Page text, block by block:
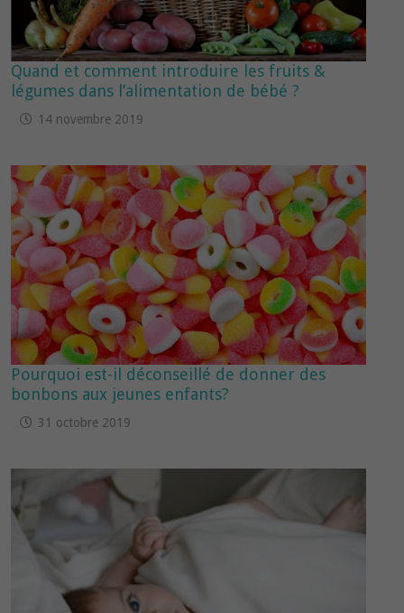
Quand et comment introduire les fruits &
légumes dans l’alimentation de bébé ?
14 novembre 2019
Pourquoi est-il déconseillé de donner des
bonbons aux jeunes enfants?
31 octobre 2019